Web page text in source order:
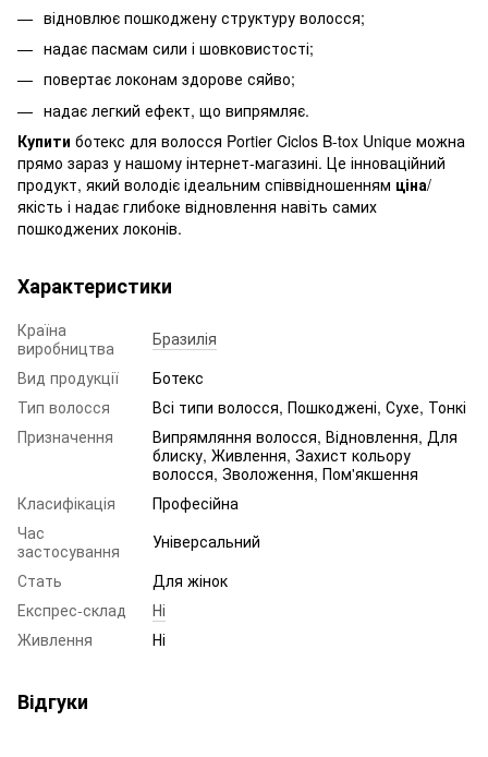
відновлює пошкоджену структуру волосся;
надає пасмам сили і шовковистості;
повертає локонам здорове сяйво;
надає легкий ефект, що випрямляє.
Купити ботекс для волосся Portier Ciclos B-tox Unique можна
прямо зараз у нашому інтернет-магазині. Це інноваційний
продукт, який володіє ідеальним співвідношенням ціна/
якість і надає глибоке відновлення навіть самих
пошкоджених локонів.
Характеристики
Країна
виробництва
Бразилія
Вид продукції
Ботекс
Тип волосся
Всі типи волосся, Пошкоджені, Сухе, Тонкі
Призначення
Випрямляння волосся, Відновлення, Для
блиску, Живлення, Захист кольору
волосся, Зволоження, Пом'якшення
Класифікація
Професійна
Час
застосування
Універсальний
Стать
Для жінок
Експрес-склад
Ні
Живлення
Ні
Відгуки